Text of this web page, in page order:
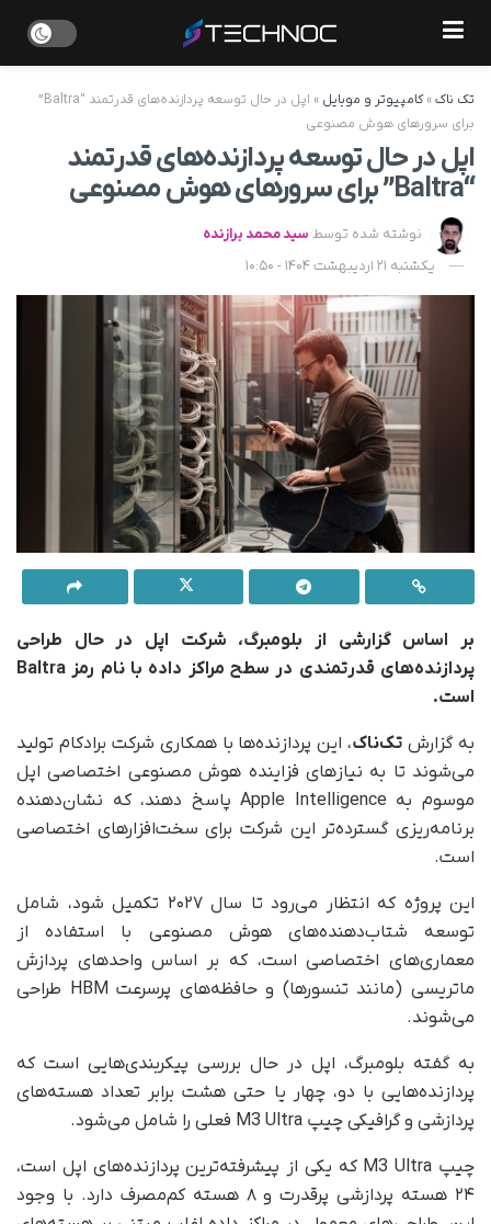
تک ناک»کامپیوتر و موبایل »
اپل در حال توسعه پردازنده‌های قدرتمند “Baltra”
برای سرورهای هوش مصنوعی
اپل در حال توسعه پردازنده‌های قدرتمند
“Baltra” برای سرورهای هوش مصنوعی
نوشته شده توسط سید محمد برازنده
یکشنبه 21 اردیبهشت 1404 - 10:50
بر اساس گزارشی از بلومبرگ، شرکت اپل در حال طراحی
پردازنده‌های قدرتمندی در سطح مراکز داده با نام رمز Baltra
است.
به گزارش تک‌ناک، این پردازنده‌ها با همکاری شرکت برادکام تولید
می‌شوند تا به نیازهای فزاینده هوش مصنوعی اختصاصی اپل
موسوم به Apple Intelligence پاسخ دهند، که نشان‌دهنده
برنامه‌ریزی گسترده‌تر این شرکت برای سخت‌افزارهای اختصاصی
است.
این پروژه که انتظار می‌رود تا سال ۲۰۲۷ تکمیل شود، شامل
توسعه شتاب‌دهنده‌های هوش مصنوعی با استفاده از
معماری‌های اختصاصی است، که بر اساس واحدهای پردازش
ماتریسی (مانند تنسورها) و حافظه‌های پرسرعت HBM طراحی
می‌شوند.
به گفته بلومبرگ، اپل در حال بررسی پیکربندی‌هایی است که
پردازنده‌هایی با دو، چهار یا حتی هشت برابر تعداد هسته‌های
پردازشی و گرافیکی چیپ M3 Ultra فعلی را شامل می‌شود.
چیپ M3 Ultra که یکی از پیشرفته‌ترین پردازنده‌های اپل است،
۲۴ هسته پردازشی پرقدرت و ۸ هسته کم‌مصرف دارد. با وجود